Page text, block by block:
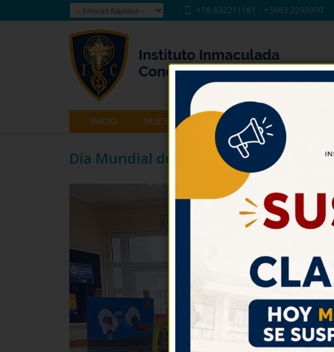
+56 632211181 - +5663 2290950
INICIO NUESTRO INSTITUTO PASTORAL
Día Mundial del Medio Ambiente